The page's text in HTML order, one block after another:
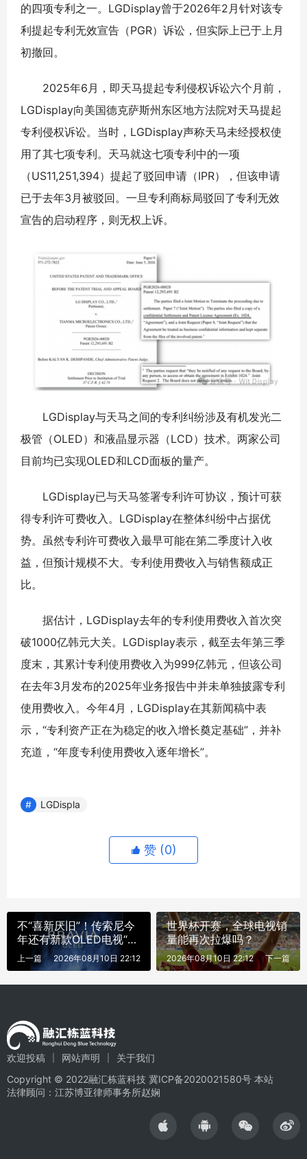
的四项专利之一。LGDisplay曾于2026年2月针对该专
利提起专利无效宣告（PGR）诉讼，但实际上已于上月
初撤回。
2025年6月，即天马提起专利侵权诉讼六个月前，
LGDisplay向美国德克萨斯州东区地方法院对天马提起
专利侵权诉讼。当时，LGDisplay声称天马未经授权使
用了其七项专利。天马就这七项专利中的一项
（US11,251,394）提起了驳回申请（IPR），但该申请
已于去年3月被驳回。一旦专利商标局驳回了专利无效
宣告的启动程序，则无权上诉。
LGDisplay与天马之间的专利纠纷涉及有机发光二
极管（OLED）和液晶显示器（LCD）技术。两家公司
目前均已实现OLED和LCD面板的量产。
LGDisplay已与天马签署专利许可协议，预计可获
得专利许可费收入。LGDisplay在整体纠纷中占据优
势。虽然专利许可费收入最早可能在第二季度计入收
益，但预计规模不大。专利使用费收入与销售额成正
比。
据估计，LGDisplay去年的专利使用费收入首次突
破1000亿韩元大关。LGDisplay表示，截至去年第三季
度末，其累计专利使用费收入为999亿韩元，但该公司
在去年3月发布的2025年业务报告中并未单独披露专利
使用费收入。今年4月，LGDisplay在其新闻稿中表
示，“专利资产正在为稳定的收入增长奠定基础”，并补
充道，“年度专利使用费收入逐年增长”。
LGDispla
赞 (0)
不“喜新厌旧”！传索尼今
年还有新款OLED电视“问
世”
上一篇 2026年08月10日 22:12
世界杯开赛，全球电视销
量能再次拉爆吗？
下一篇
2026年08月10日 22:12
欢迎投稿 网站声明
关于我们
Copyright © 2022融汇栋蓝科技 冀ICP备2020021580号 本站
法律顾问：江苏博亚律师事务所赵娴